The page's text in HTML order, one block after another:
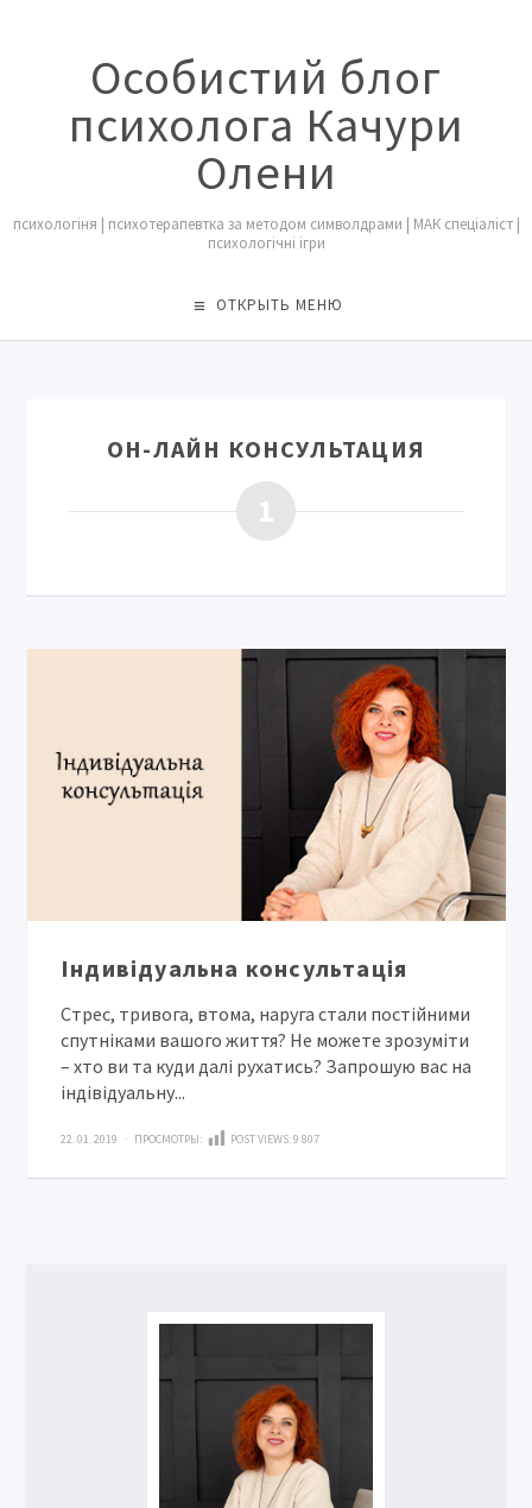
Особистий блог
психолога Качури
Олени
психологіня | психотерапевтка за методом символдрами | МАК спеціаліст |
психологічні ігри
ОТКРЫТЬ МЕНЮ
ОН-ЛАЙН КОНСУЛЬТАЦИЯ
1
Індивідуальна консультація
Стрес, тривога, втома, наруга стали постійними
спутніками вашого життя? Не можете зрозуміти
– хто ви та куди далі рухатись? Запрошую вас на
індівідуальну...
22. 01. 2019 · ПРОСМОТРЫ: POST VIEWS:9 807